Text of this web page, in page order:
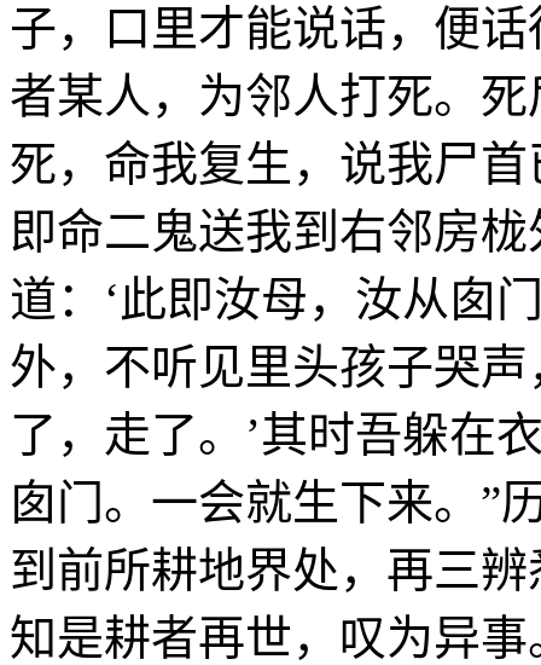
子，口里才能说话，便
者某人，为邻人打死。
死，命我复生，说我尸
即命二鬼送我到右邻房
道：‘此即汝母，汝从囱
外，不听见里头孩子哭
了，走了。’其时吾躲在
囱门。一会就生下来。”
到前所耕地界处，再三
知是耕者再世，叹为异